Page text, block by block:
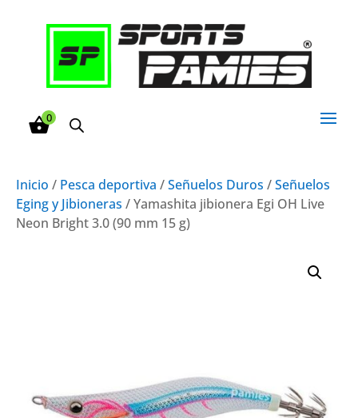
0
Inicio / Pesca deportiva /Señuelos Duros /Señuelos
Eging y Jibioneras / Yamashita jibionera Egi OH Live
Neon Bright 3.0 (90 mm 15 g)